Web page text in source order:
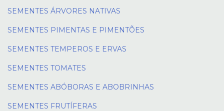
SEMENTES ÁRVORES NATIVAS
SEMENTES PIMENTAS E PIMENTÕES
SEMENTES TEMPEROS E ERVAS
SEMENTES TOMATES
SEMENTES ABÓBORAS E ABOBRINHAS
SEMENTES FRUTÍFERAS